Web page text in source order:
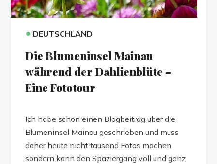
• DEUTSCHLAND
Die Blumeninsel Mainau
während der Dahlienblüte –
Eine Fototour
Ich habe schon einen Blogbeitrag über die
Blumeninsel Mainau geschrieben und muss
daher heute nicht tausend Fotos machen,
sondern kann den Spaziergang voll und ganz